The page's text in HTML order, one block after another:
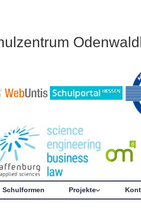
Schulformen Projekte